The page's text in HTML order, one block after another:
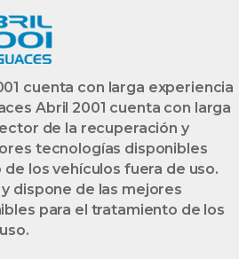
cuenta con larga experiencia
Abril 2001 cuenta con larga
de la recuperación y
tecnologías disponibles
los vehículos fuera de uso.
dispone de las mejores
para el tratamiento de los